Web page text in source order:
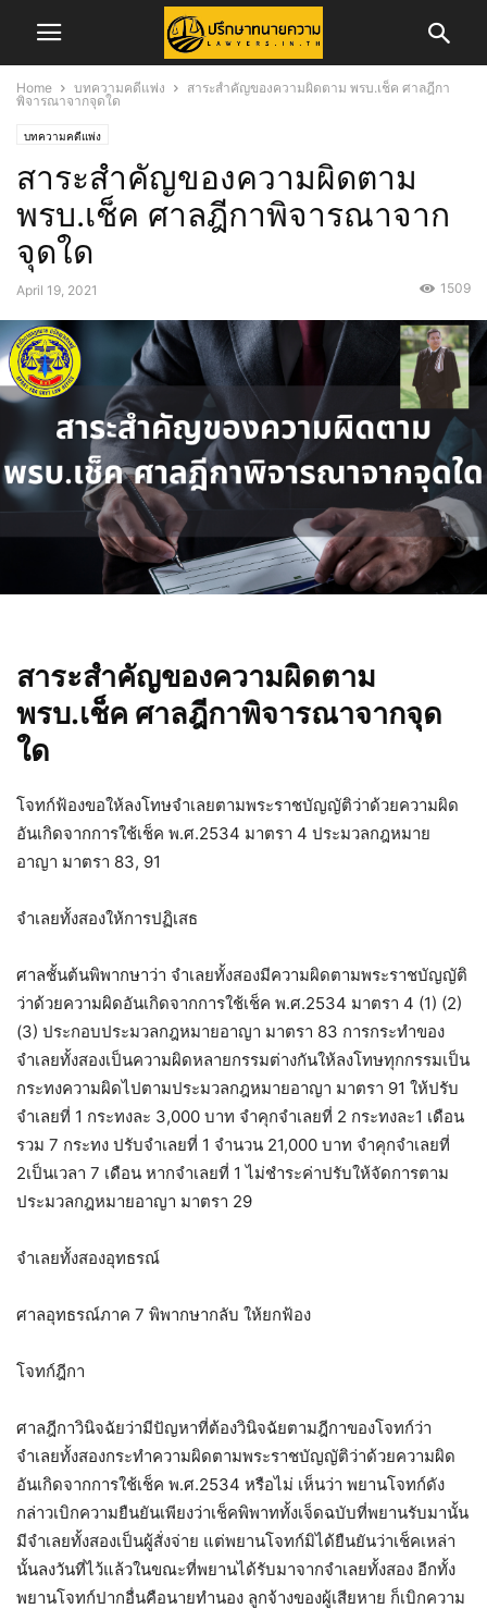
Home บทความคดีแพ่ง
สาระสำคัญของความผิดตาม พรบ.เช็ค ศาลฎีกา
พิจารณาจากจุดใด
บทความคดีแพ่ง
สาระสำคัญของความผิดตาม
พรบ.เช็ค ศาลฎีกาพิจารณาจาก
จุดใด
April 19, 2021 1509
สาระสำคัญของความผิดตาม
พรบ.เช็ค ศาลฎีกาพิจารณาจากจุด
ใด
โจทก์ฟ้องขอให้ลงโทษจำเลยตามพระราชบัญญัติว่าด้วยความผิด
อันเกิดจากการใช้เช็ค พ.ศ.2534 มาตรา 4 ประมวลกฎหมาย
อาญา มาตรา 83, 91
จำเลยทั้งสองให้การปฏิเสธ
ศาลชั้นต้นพิพากษาว่า จำเลยทั้งสองมีความผิดตามพระราชบัญญัติ
ว่าด้วยความผิดอันเกิดจากการใช้เช็ค พ.ศ.2534 มาตรา 4 (1) (2)
(3) ประกอบประมวลกฎหมายอาญา มาตรา 83 การกระทำของ
จำเลยทั้งสองเป็นความผิดหลายกรรมต่างกันให้ลงโทษทุกกรรมเป็น
กระทงความผิดไปตามประมวลกฎหมายอาญา มาตรา 91 ให้ปรับ
จำเลยที่ 1 กระทงละ 3,000 บาท จำคุกจำเลยที่ 2 กระทงละ1 เดือน
รวม 7 กระทง ปรับจำเลยที่ 1 จำนวน 21,000 บาท จำคุกจำเลยที่
2เป็นเวลา 7 เดือน หากจำเลยที่ 1 ไม่ชำระค่าปรับให้จัดการตาม
ประมวลกฎหมายอาญา มาตรา 29
จำเลยทั้งสองอุทธรณ์
ศาลอุทธรณ์ภาค 7 พิพากษากลับ ให้ยกฟ้อง
โจทก์ฎีกา
ศาลฎีกาวินิจฉัยว่ามีปัญหาที่ต้องวินิจฉัยตามฎีกาของโจทก์ว่า
จำเลยทั้งสองกระทำความผิดตามพระราชบัญญัติว่าด้วยความผิด
อันเกิดจากการใช้เช็ค พ.ศ.2534 หรือไม่ เห็นว่า พยานโจทก์ดัง
กล่าวเบิกความยืนยันเพียงว่าเช็คพิพาททั้งเจ็ดฉบับที่พยานรับมานั้น
มีจำเลยทั้งสองเป็นผู้สั่งจ่าย แต่พยานโจทก์มิได้ยืนยันว่าเช็คเหล่า
นั้นลงวันที่ไว้แล้วในขณะที่พยานได้รับมาจากจำเลยทั้งสอง อีกทั้ง
พยานโจทก์ปากอื่นคือนายทำนอง ลูกจ้างของผู้เสียหาย ก็เบิกความ